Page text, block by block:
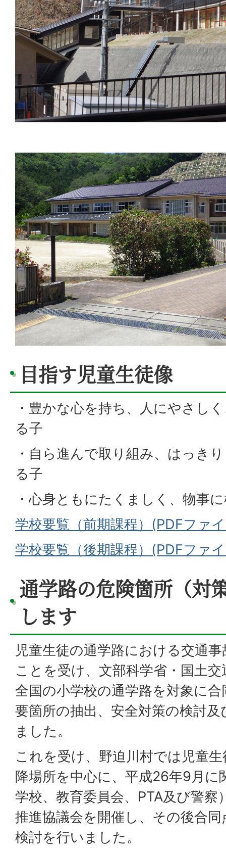
目指す児童生徒像
・豊かな心を持ち、人にやさし
る子
・自ら進んで取り組み、はっき
る子
・心身ともにたくましく、物事
学校要覧（前期課程）(PDFファ
学校要覧（後期課程）(PDFファ
通学路の危険箇所（対
します
児童生徒の通学路における交通
ことを受け、文部科学省・国土
全国の小学校の通学路を対象に
要箇所の抽出、安全対策の検討
ました。
これを受け、野迫川村では児童
降場所を中心に、平成26年9月に
学校、教育委員会、PTA及び警察
推進協議会を開催し、その後合
検討を行いました。